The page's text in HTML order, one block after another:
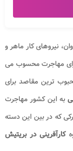
نیروهای کار ماهر و
مهاجرت محسوب می
ترین مقاصد برای
به این کشور مهاجرت
که در بین این دسته
کارآفرینی در بریتیش